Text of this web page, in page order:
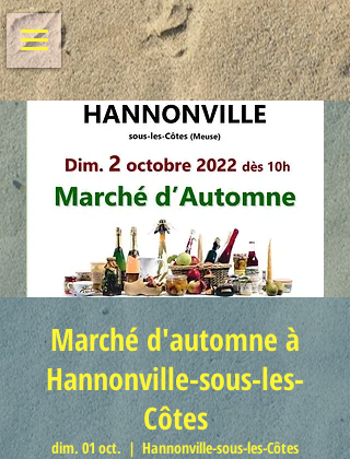
Marché d'automne à
Hannonville-sous-les-
Côtes
dim. 01 oct.
  |
Hannonville-sous-les-Côtes